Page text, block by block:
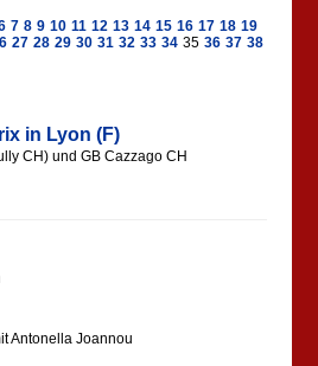
7 8 9 10 11 12 13 14 15 16 17 18 19
27 28 29 30 31 32 33 34 35 36 37 38
in Lyon (F)
CH) und GB Cazzago CH
Antonella Joannou